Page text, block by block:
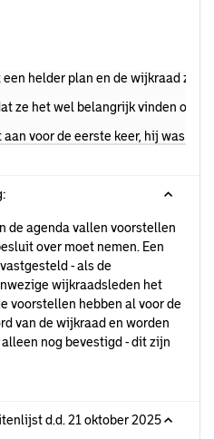
helder plan en de wijkraad ziet
ze het wel belangrijk vinden om
voor de eerste keer, hij was
de agenda vallen voorstellen
over moet nemen. Een
- als de
wijkraadsleden het
voorstellen hebben al voor de
van de wijkraad en worden
nog bevestigd - dit zijn
d.d. 21 oktober 2025